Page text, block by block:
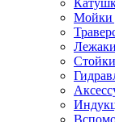
Мойки